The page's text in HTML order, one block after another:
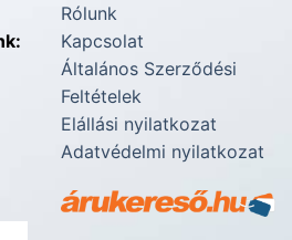
Rólunk
Kapcsolat
Általános Szerződési
Feltételek
Elállási nyilatkozat
Adatvédelmi nyilatkozat